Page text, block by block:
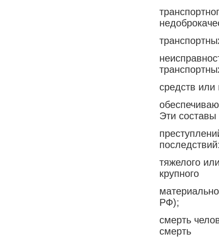
средств
Эти составы
тяжелого
крупного
РФ);
смерть
смерть